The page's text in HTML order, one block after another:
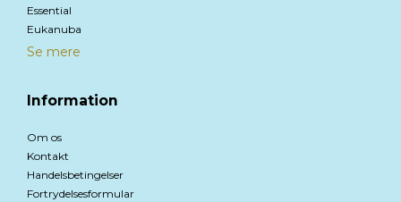
Essential
Eukanuba
Se mere
Information
Om os
Kontakt
Handelsbetingelser
Fortrydelsesformular